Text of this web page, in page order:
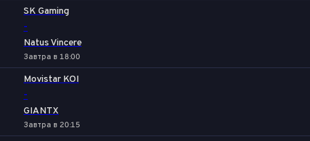
SK Gaming
-
Natus Vincere
Завтра в 18:00
Movistar KOI
-
GIANTX
Завтра в 20:15